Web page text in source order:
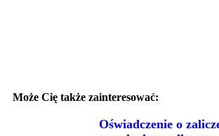
Może Cię także zainteresować:
Oświadczenie o